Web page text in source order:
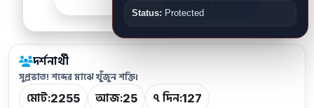
Status: Protected
দর্শনার্থী
সুপ্রভাত! শব্দের মাঝে খুঁজুন শক্তি।
মোট:2255 আজ:25 ৭ দিন:127